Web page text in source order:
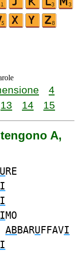
4
13 14 15
A,
URE
I
I
IMO
ABBARUFFAVI
I